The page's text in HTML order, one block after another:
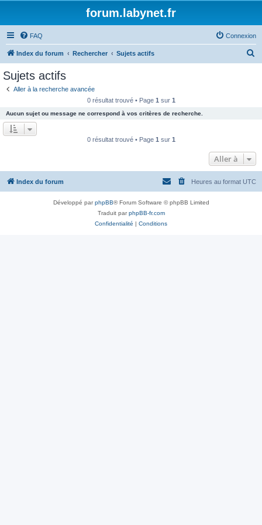
forum.labynet.fr
FAQ Connexion
Index du forum Rechercher Sujets actifs
e
Sujets actifs
Aller à la recherche avancée
0 résultat trouvé • Page 1 sur 1
Aucun sujet ou message ne correspond à vos critères de recherche.
0 résultat trouvé • Page 1 sur 1
Aller à
Index du forum Heures au format UTC
Développé parphpBB® Forum Software © phpBB Limited
Traduit parphpBB-fr.com
Confidentialité | Conditions